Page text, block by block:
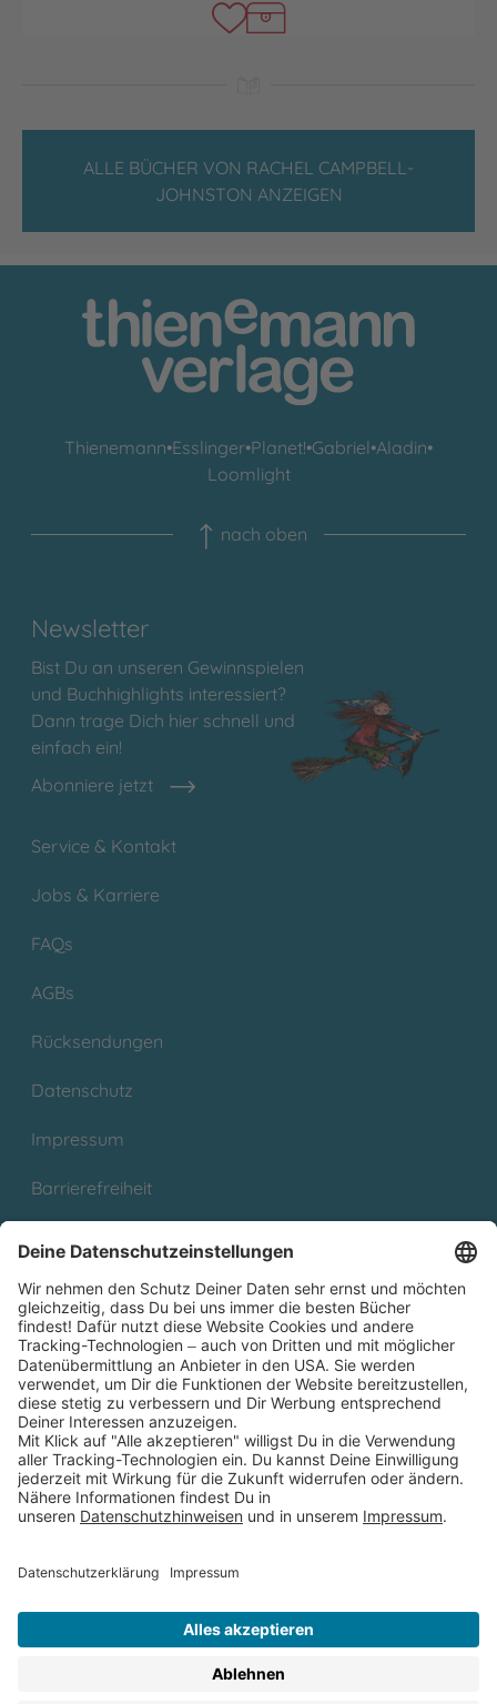
ALLE BÜCHER VON RACHEL CAMPBELL-
JOHNSTON ANZEIGEN
Thienemann•Esslinger•Planet!•Gabriel•Aladin•
Loomlight
nach oben
Newsletter
Bist Du an unseren Gewinnspielen
und Buchhighlights interessiert?
Dann trage Dich hier schnell und
einfach ein!
Abonniere jetzt
Service & Kontakt
Jobs & Karriere
FAQs
AGBs
Rücksendungen
Datenschutz
Impressum
Barrierefreiheit
Partnerprogramm (Affiliate)
Folge uns auf
* Versandkostenfrei ab 9,00 € Bestellwert innerhalb
Deutschlands
** Lieferzeit 1-3 Werktage innerhalb Deutschlands
Thienemann-Esslinger Verlag GmbH, Blumenstraße 36, D-70182